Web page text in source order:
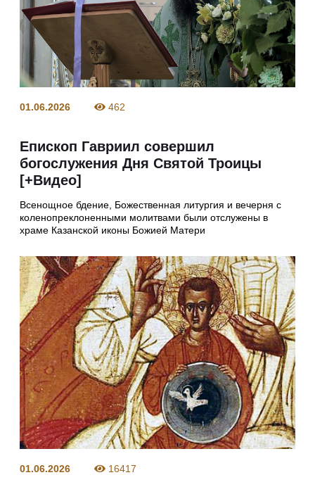
01.06.2026 462
Епископ Гавриил совершил
богослужения Дня Святой Троицы
[+Видео]
Всенощное бдение, Божественная литургия и вечерня с
коленопреклоненными молитвами были отслужены в
храме Казанской иконы Божией Матери
01.06.2026 16417